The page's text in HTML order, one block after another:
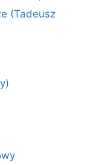
(Tadeusz